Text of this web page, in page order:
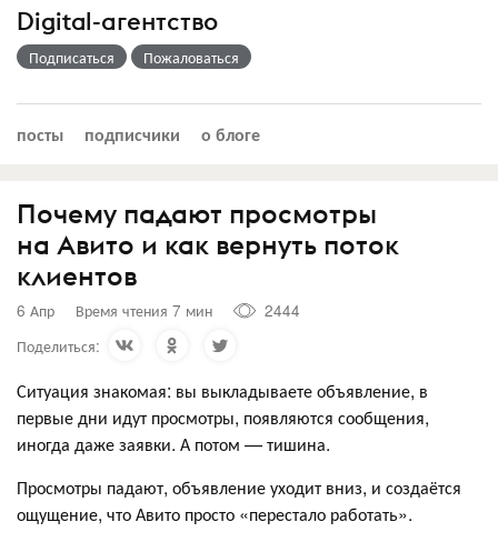
Digital-агентство
Подписаться Пожаловаться
посты подписчики о блоге
Почему падают просмотры
на Авито и как вернуть поток
клиентов
6 Апр Время чтения 7 мин
2444
Поделиться:
Ситуация знакомая: вы выкладываете объявление, в
первые дни идут просмотры, появляются сообщения,
иногда даже заявки. А потом — тишина.
Просмотры падают, объявление уходит вниз, и создаётся
ощущение, что Авито просто «перестало работать».